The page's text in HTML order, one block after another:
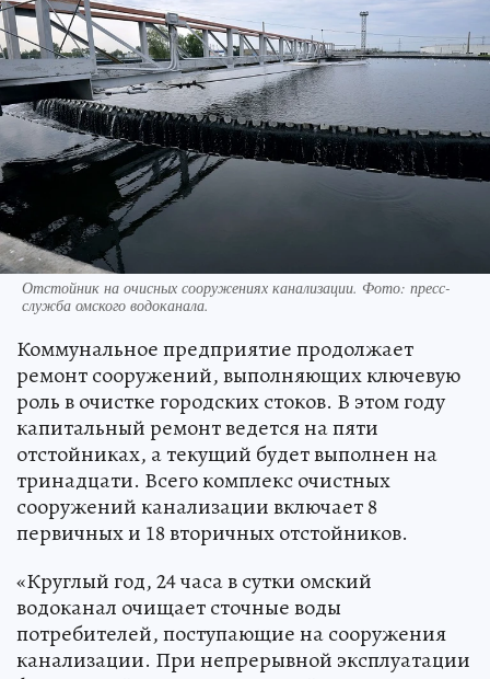
Отстойник на очисных сооружениях канализации. Фото: пресс-
служба омского водоканала.
Коммунальное предприятие продолжает
ремонт сооружений, выполняющих ключевую
роль в очистке городских стоков. В этом году
капитальный ремонт ведется на пяти
отстойниках, а текущий будет выполнен на
тринадцати. Всего комплекс очистных
сооружений канализации включает 8
первичных и 18 вторичных отстойников.
«Круглый год, 24 часа в сутки омский
водоканал очищает сточные воды
потребителей, поступающие на сооружения
канализации. При непрерывной эксплуатации